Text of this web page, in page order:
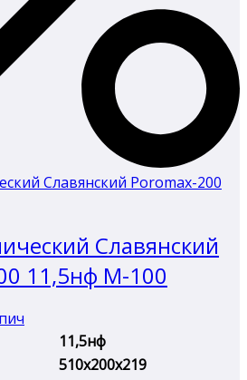
Славянский
11,5нф М-100
11,5нф
510х200х219